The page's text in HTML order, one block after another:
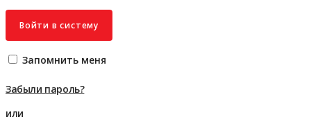
Войти в систему
Запомнить меня
Забыли пароль?
или